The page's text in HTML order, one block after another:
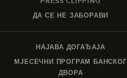
ДА СЕ НЕ ЗАБОРАВИ
НАЈАВА ДОГАЂАЈА
МЈЕСЕЧНИ ПРОГРАМ БАНСКОГ
ДВОРА